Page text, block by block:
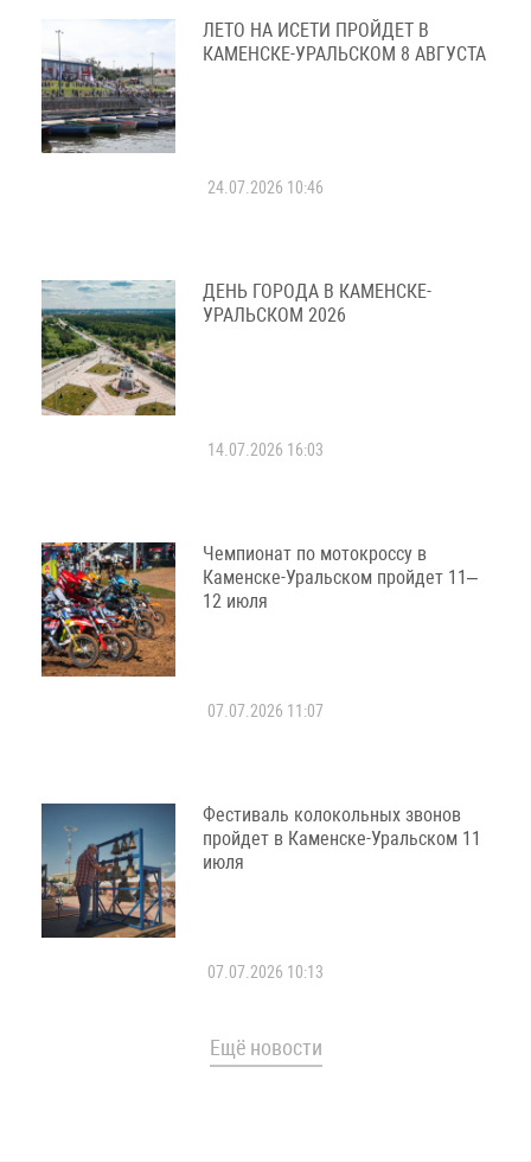
ЛЕТО НА ИСЕТИ ПРОЙДЕТ В
КАМЕНСКЕ-УРАЛЬСКОМ 8 АВГУСТА
24.07.2026 10:46
ДЕНЬ ГОРОДА В КАМЕНСКЕ-
УРАЛЬСКОМ 2026
14.07.2026 16:03
Чемпионат по мотокроссу в
Каменске-Уральском пройдет 11–
12 июля
07.07.2026 11:07
Фестиваль колокольных звонов
пройдет в Каменске-Уральском 11
июля
07.07.2026 10:13
Ещё новости